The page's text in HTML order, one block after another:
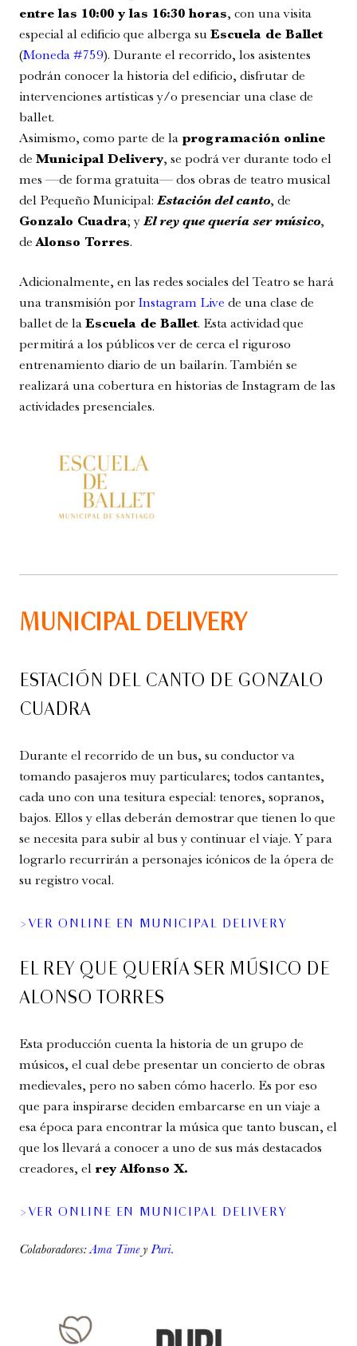
Festival Internacional de la Guitarra
Conciertos y recitales
7:00 pm
Romeo y Julieta | 2026
entre las 10:00 y las 16:30 horas, con una visita
especial al edificio que alberga su Escuela de Ballet
(Moneda #759). Durante el recorrido, los asistentes
podrán conocer la historia del edificio, disfrutar de
intervenciones artísticas y/o presenciar una clase de
ballet.
Asimismo, como parte de la programación online
de Municipal Delivery, se podrá ver durante todo el
mes —de forma gratuita— dos obras de teatro musical
del Pequeño Municipal: Estación del canto, de
Gonzalo Cuadra; y El rey que quería ser músico,
deAlonso Torres.
Adicionalmente, en las redes sociales del Teatro se hará
una transmisión por Instagram Live de una clase de
ballet de la Escuela de Ballet. Esta actividad que
permitirá a los públicos ver de cerca el riguroso
entrenamiento diario de un bailarín. También se
realizará una cobertura en historias de Instagram de las
actividades presenciales.
MUNICIPAL DELIVERY
ESTACIÓN DEL CANTO DE GONZALO
CUADRA
Durante el recorrido de un bus, su conductor va
tomando pasajeros muy particulares; todos cantantes,
cada uno con una tesitura especial: tenores, sopranos,
bajos. Ellos y ellas deberán demostrar que tienen lo que
se necesita para subir al bus y continuar el viaje. Y para
lograrlo recurrirán a personajes icónicos de la ópera de
su registro vocal.
>VER ONLINE EN MUNICIPAL DELIVERY
EL REY QUE QUERÍA SER MÚSICO DE
ALONSO TORRES
Esta producción cuenta la historia de un grupo de
músicos, el cual debe presentar un concierto de obras
medievales, pero no saben cómo hacerlo. Es por eso
que para inspirarse deciden embarcarse en un viaje a
esa época para encontrar la música que tanto buscan, el
que los llevará a conocer a uno de sus más destacados
creadores, el rey Alfonso X.
>VER ONLINE EN MUNICIPAL DELIVERY
Colaboradores:Ama Timey Puri.